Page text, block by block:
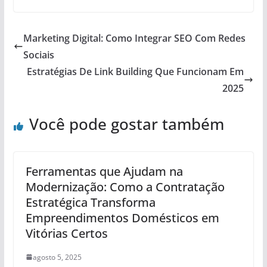
Marketing Digital: Como Integrar SEO Com Redes
Sociais
Estratégias De Link Building Que Funcionam Em
2025
Você pode gostar também
Ferramentas que Ajudam na
Modernização: Como a Contratação
Estratégica Transforma
Empreendimentos Domésticos em
Vitórias Certos
agosto 5, 2025